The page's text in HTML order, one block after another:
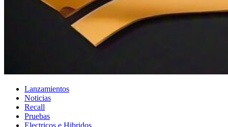
Lanzamientos
Noticias
Recall
Pruebas
Electricos e Hibridos